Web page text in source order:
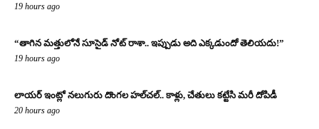
19 hours ago
“తాగిన మత్తులోనే సూసైడ్ నోట్ రాశా.. ఇప్పుడు అది ఎక్కడుందో తెలియదు!”
19 hours ago
లాయర్ ఇంట్లో నలుగురు దొంగల హల్‌చల్.. కాళ్లు, చేతులు కట్టేసి మరీ దోపిడీ
20 hours ago